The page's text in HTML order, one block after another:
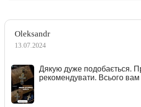
Oleksandr
13.07.2024
Дякую дуже подобається.
рекомендувати. Всього